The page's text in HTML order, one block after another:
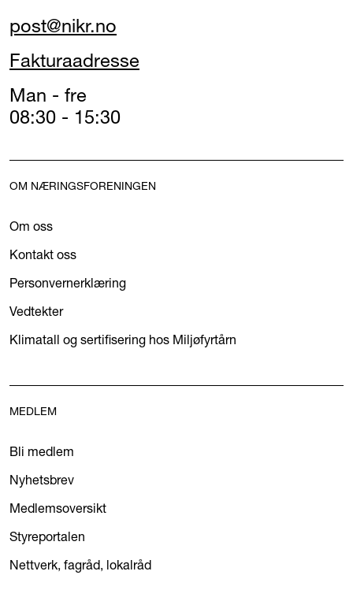
post@nikr.no
Fakturaadresse
Man - fre
08:30 - 15:30
OM NÆRINGSFORENINGEN
Om oss
Kontakt oss
Personvernerklæring
Vedtekter
Klimatall og sertifisering hos Miljøfyrtårn
MEDLEM
Bli medlem
Nyhetsbrev
Medlemsoversikt
Styreportalen
Nettverk, fagråd, lokalråd